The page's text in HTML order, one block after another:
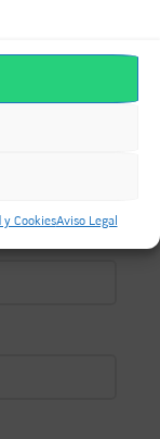
y CookiesAviso Legal